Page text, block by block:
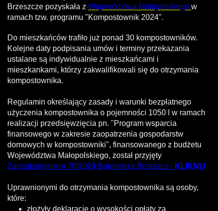
Brzeszcze pozyskała z Województwa Małopolskiego w
ramach tzw. programu "Kompostownik 2024".
Do mieszkańców trafiło już ponad 30 kompostowników.
Kolejne daty podpisania umów i terminy przekazania
ustalane są indywidualnie z mieszkańcami i
mieszkankami, którzy zakwalifikowali się do otrzymania
kompostownika.
Regulamin określający zasady i warunki bezpłatnego
użyczenia kompostownika o pojemności 1050 l w ramach
realizacji przedsięwzięcia pn. "Program wsparcia
finansowego w zakresie zaopatrzenia gospodarstw
domowych w kompostowniki", finansowanego z budżetu
Województwa Małopolskiego, został przyjęty
Zarządzeniem nr 70/2024 Burmistrza Brzeszcz - KLIKNIJ
Uprawnionymi do otrzymania kompostownika są osoby,
które:
złożyły deklarację o wysokości opłaty za